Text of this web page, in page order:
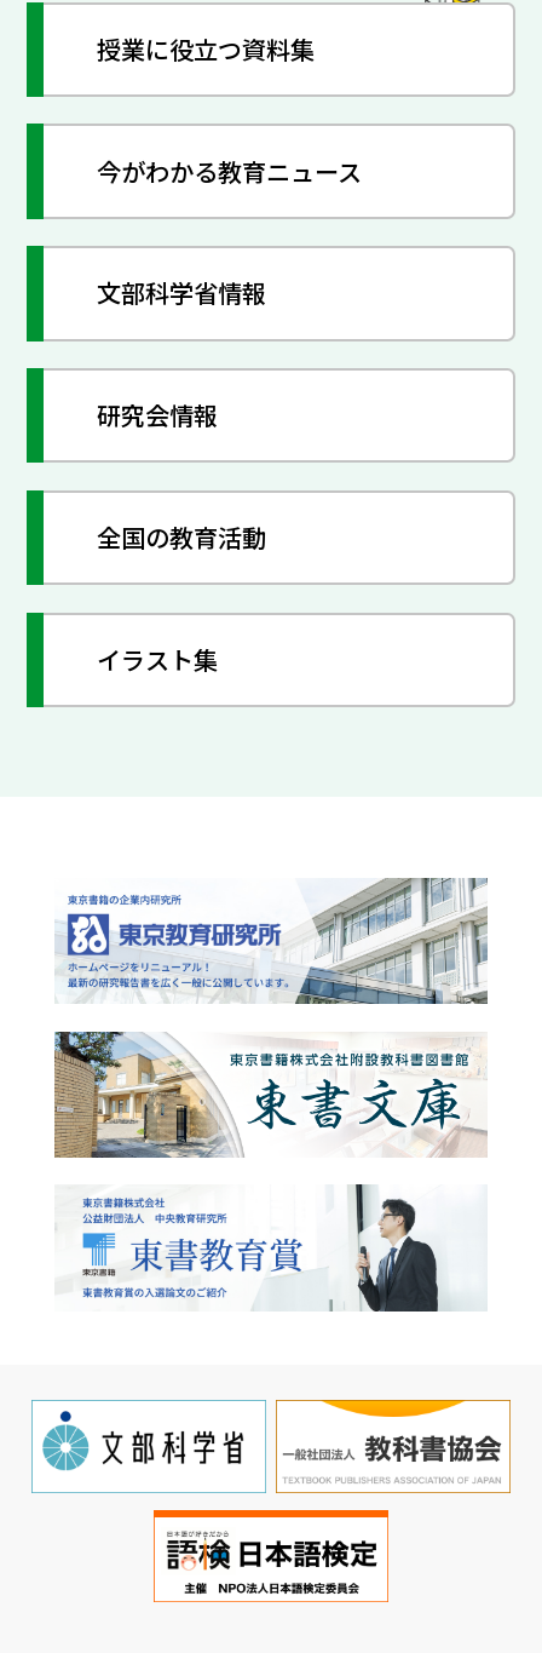
授業に役立つ資料集
今がわかる教育ニュース
文部科学省情報
研究会情報
全国の教育活動
イラスト集